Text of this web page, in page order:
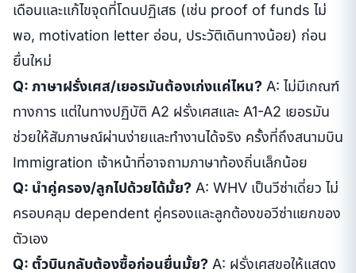
เดือนและแก้ไขจุดที่โดนปฏิเสธ (เช่น proof of funds ไม่
พอ, motivation letter อ่อน, ประวัติเดินทางน้อย) ก่อน
ยื่นใหม่
Q: ภาษาฝรั่งเศส/เยอรมันต้องเก่งแค่ไหน? A: ไม่มีเกณฑ์
ทางการ แต่ในทางปฏิบัติ A2 ฝรั่งเศสและ A1-A2 เยอรมัน
ช่วยให้สัมภาษณ์ผ่านง่ายและทำงานได้จริง ครั้งที่ถึงสนามบิน
Immigration เจ้าหน้าที่อาจถามภาษาท้องถิ่นเล็กน้อย
Q: นำคู่ครอง/ลูกไปด้วยได้มั้ย? A: WHV เป็นวีซ่าเดี่ยว ไม่
ครอบคลุม dependent คู่ครองและลูกต้องขอวีซ่าแยกของ
ตัวเอง
Q: ตั๋วบินกลับต้องซื้อก่อนยื่นมั้ย? A: ฝรั่งเศสขอให้แสดง